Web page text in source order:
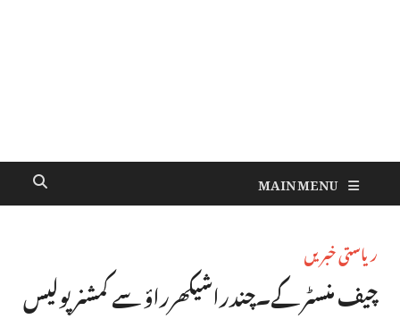
MAIN MENU
ریاستی خبریں
چیف منسٹر کے۔چندراشیکھرراؤ سے کمشنر پولیس